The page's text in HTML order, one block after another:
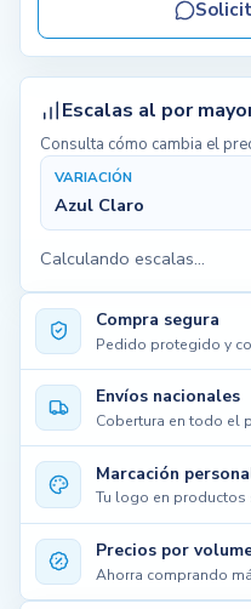
Compra segura
Pedido protegido y
Envíos nacionales
Cobertura en todo el
Marcación
Tu logo en
Precios por
Ahorra comprando
Escalas al por
Consulta cómo cambia el
VARIACIÓN
Azul Claro
Calculando escalas...